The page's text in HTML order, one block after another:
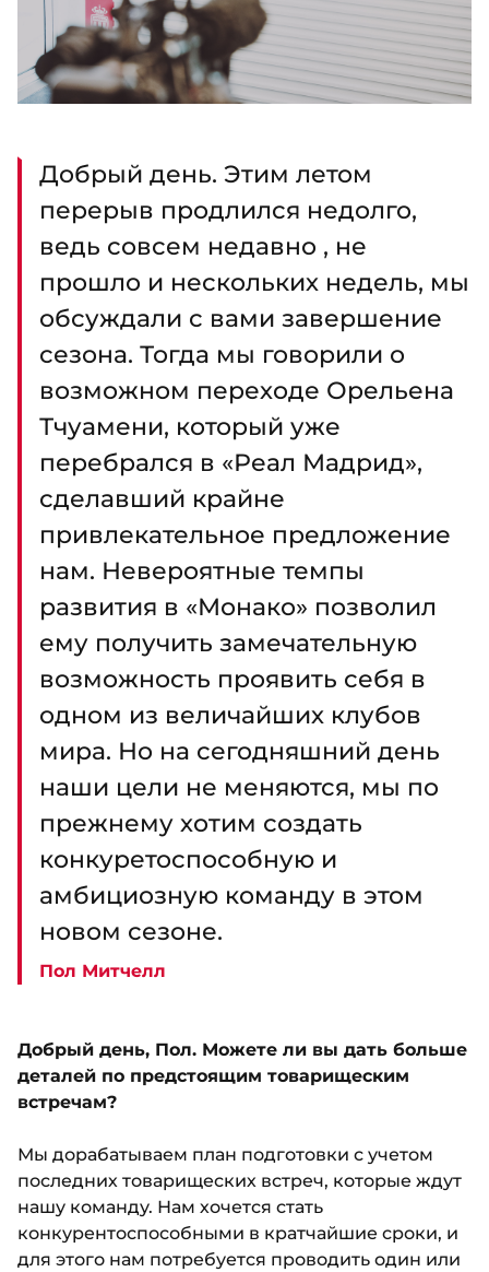
Добрый день. Этим летом
перерыв продлился недолго,
ведь совсем недавно , не
прошло и нескольких недель, мы
обсуждали с вами завершение
сезона. Тогда мы говорили о
возможном переходе Орельена
Тчуамени, который уже
перебрался в «Реал Мадрид»,
сделавший крайне
привлекательное предложение
нам. Невероятные темпы
развития в «Монако» позволил
ему получить замечательную
возможность проявить себя в
одном из величайших клубов
мира. Но на сегодняшний день
наши цели не меняются, мы по
прежнему хотим создать
конкуретоспособную и
амбициозную команду в этом
новом сезоне.
Пол Митчелл
Добрый день, Пол. Можете ли вы дать больше
деталей по предстоящим товарищеским
встречам?
Мы дорабатываем план подготовки с учетом
последних товарищеских встреч, которые ждут
нашу команду. Нам хочется стать
конкурентоспособными в кратчайшие сроки, и
для этого нам потребуется проводить один или